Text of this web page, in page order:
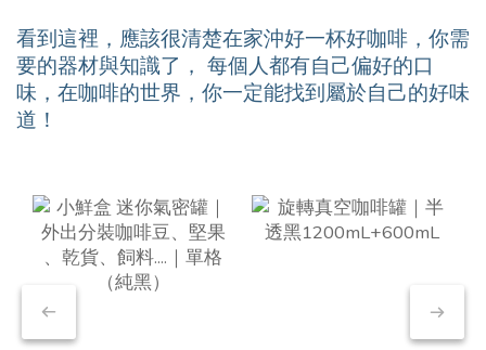
看到這裡，應該很清楚在家沖好一杯好咖啡，你需
要的器材與知識了， 每個人都有自己偏好的口
味，在咖啡的世界，你一定能找到屬於自己的好味
道！